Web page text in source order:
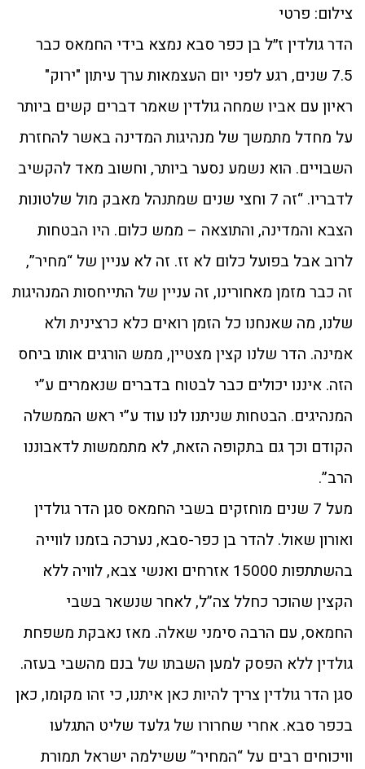
צילום: פרטי
הדר גולדין ז״ל בן כפר סבא נמצא בידי החמאס כבר
7.5 שנים, רגע לפני יום העצמאות ערך עיתון "ירוק"
ראיון עם אביו שמחה גולדין שאמר דברים קשים ביותר
על מחדל מתמשך של מנהיגות המדינה באשר להחזרת
השבויים. הוא נשמע נסער ביותר, וחשוב מאד להקשיב
לדבריו. “זה 7 וחצי שנים שמתנהל מאבק מול שלטונות
הצבא והמדינה, והתוצאה – ממש כלום. היו הבטחות
לרוב אבל בפועל כלום לא זז. זה לא עניין של “מחיר”,
זה כבר מזמן מאחורינו, זה עניין של התייחסות המנהיגות
שלנו, מה שאנחנו כל הזמן רואים כלא כרצינית ולא
אמינה. הדר שלנו קצין מצטיין, ממש הורגים אותו ביחס
הזה. איננו יכולים כבר לבטוח בדברים שנאמרים ע”י
המנהיגים. הבטחות שניתנו לנו עוד ע”י ראש הממשלה
הקודם וכך גם בתקופה הזאת, לא מתממשות לדאבוננו
הרב”.
מעל 7 שנים מוחזקים בשבי החמאס סגן הדר גולדין
ואורון שאול. להדר בן כפר-סבא, נערכה בזמנו לווייה
בהשתתפות 15000 אזרחים ואנשי צבא, לוויה ללא
הקצין שהוכר כחלל צה”ל, לאחר שנשאר בשבי
החמאס, עם הרבה סימני שאלה. מאז נאבקת משפחת
גולדין ללא הפסק למען השבתו של בנם מהשבי בעזה.
סגן הדר גולדין צריך להיות כאן איתנו, כי זהו מקומו, כאן
בכפר סבא. אחרי שחרורו של גלעד שליט התגלעו
וויכוחים רבים על “המחיר” ששילמה ישראל תמורת